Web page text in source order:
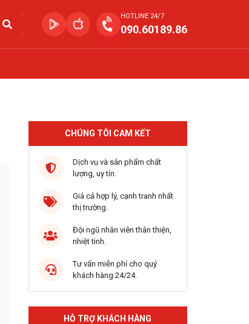
HOTLINE 24/7
090.60189.86
CHÚNG TÔI CAM KẾT
Dịch vụ và sản phẩm chất
lượng, uy tín.
Giá cả hợp lý, cạnh tranh nhất
thị trường.
Đội ngũ nhân viên thân thiện,
nhiệt tình.
Tư vấn miễn phí cho quý
khách hàng 24/24.
HỖ TRỢ KHÁCH HÀNG